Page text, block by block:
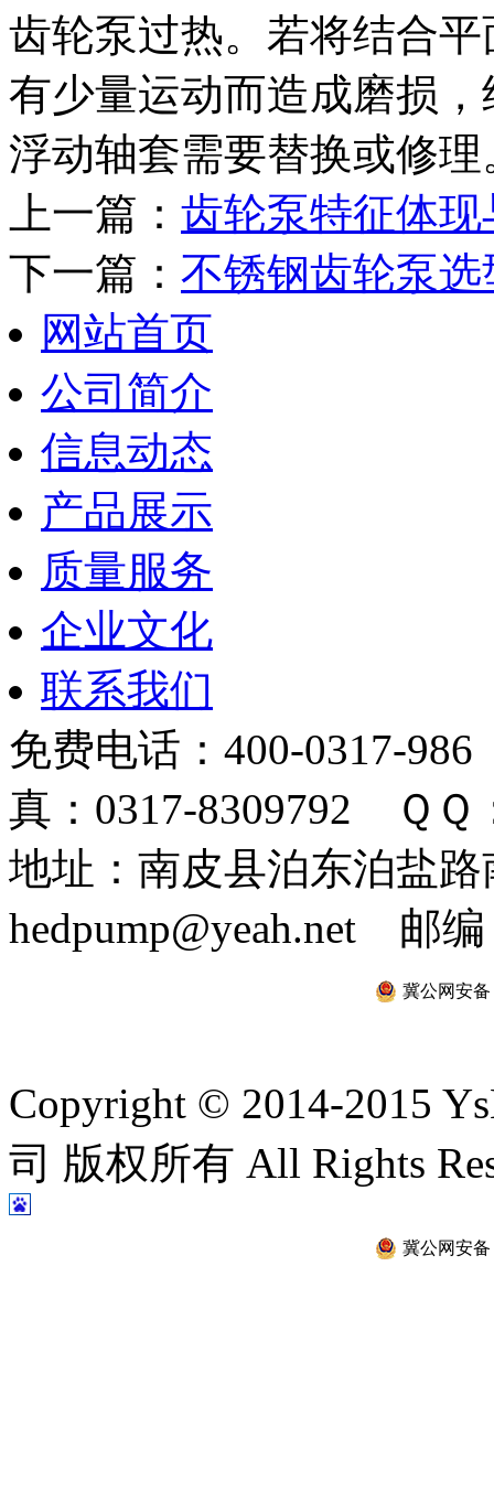
齿轮泵过热。若将结合
有少量运动而造成磨损
浮动轴套需要替换或修理
上一篇： 齿轮泵特征体
下一篇： 不锈钢齿轮泵
网站首页
公司简介
信息动态
产品展示
质量服务
企业文化
联系我们
免费电话：400-0317-
真：0317-8309792 ＱＱ
地址：南皮县泊东泊盐
hedpump@yeah.net 邮编
冀公网安备
Copyright © 2014-2015
司 版权所有 All Rights
冀公网安备